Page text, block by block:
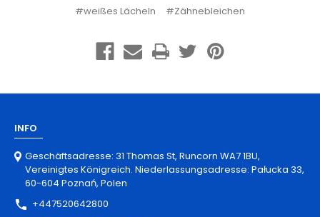
#weißes Lächeln
#Zähnebleichen
INFO
Geschäftsadresse: 31 Thomas St, Runcorn WA7 1BU,
Vereinigtes Königreich. Niederlassungsadresse: Pałucka 33,
60-604 Poznań, Polen
+447520642800